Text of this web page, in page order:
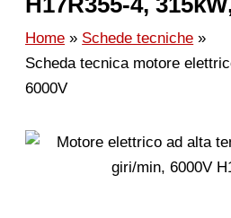
Home
Schede tecniche
Scheda tecnica motore
6000V